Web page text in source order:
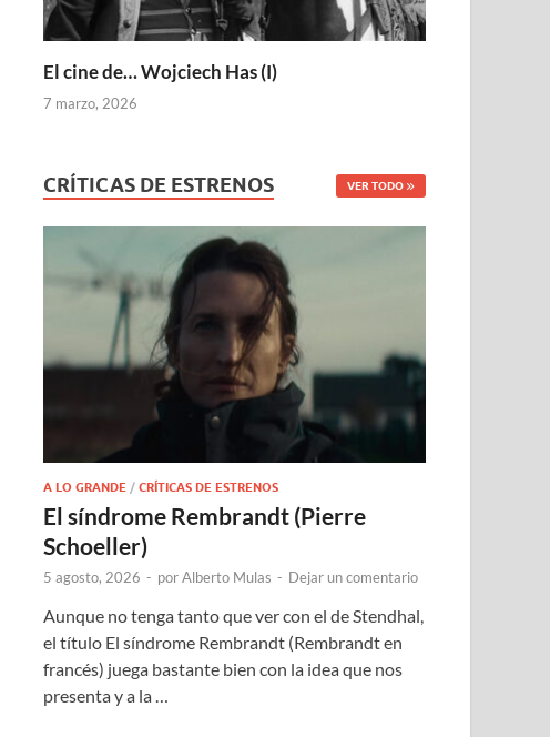
El cine de… Wojciech Has (I)
7 marzo, 2026
CRÍTICAS DE ESTRENOS VER TODO
A LO GRANDE /CRÍTICAS DE ESTRENOS
El síndrome Rembrandt (Pierre
Schoeller)
5 agosto, 2026 - porAlberto Mulas - Dejar un comentario
Aunque no tenga tanto que ver con el de Stendhal,
el título El síndrome Rembrandt (Rembrandt en
francés) juega bastante bien con la idea que nos
presenta y a la …